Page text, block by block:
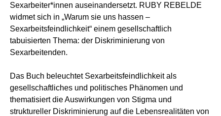
Sexarbeiter*innen auseinandersetzt. RUBY REBELDE
widmet sich in „Warum sie uns hassen –
Sexarbeitsfeindlichkeit“ einem gesellschaftlich
tabuisierten Thema: der Diskriminierung von
Sexarbeitenden.
Das Buch beleuchtet Sexarbeitsfeindlichkeit als
gesellschaftliches und politisches Phänomen und
thematisiert die Auswirkungen von Stigma und
struktureller Diskriminierung auf die Lebensrealitäten von